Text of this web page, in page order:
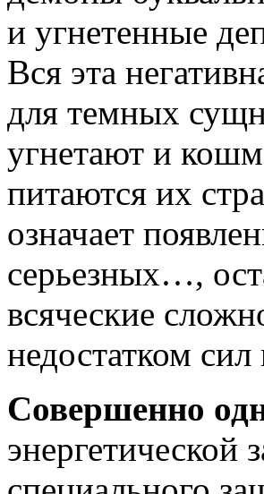
и угнетенные
Вся эта
для темных
угнетают и
питаются их
означает
серьезных…,
всяческие
недостатком
Совершенно
энергетической